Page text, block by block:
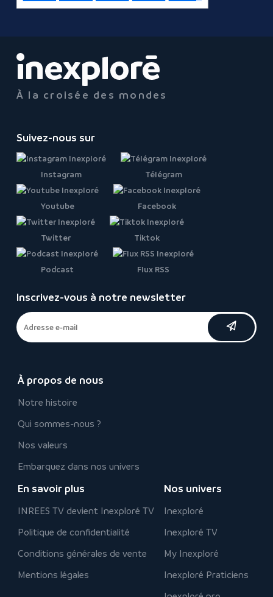
À la croisée des mondes
Suivez-nous sur
Instagram Télégram
Youtube Facebook
Twitter Tiktok
Podcast Flux RSS
Inscrivez-vous à notre newsletter
À propos de nous
Notre histoire
Qui sommes-nous ?
Nos valeurs
Embarquez dans nos univers
En savoir plus
INREES TV devient Inexploré TV
Politique de confidentialité
Conditions générales de vente
Mentions légales
Nos univers
Inexploré
Inexploré TV
My Inexploré
Inexploré Praticiens